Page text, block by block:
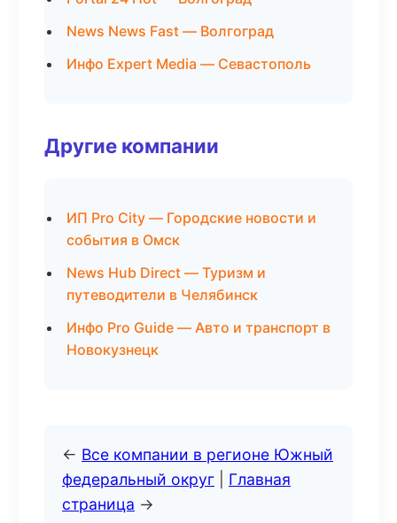
News News Fast — Волгоград
Инфо Expert Media — Севастополь
Другие компании
ИП Pro City — Городские новости и
события в Омск
News Hub Direct — Туризм и
путеводители в Челябинск
Инфо Pro Guide — Авто и транспорт в
Новокузнецк
← Все компании в регионе Южный
федеральный округ
Главная
страница →